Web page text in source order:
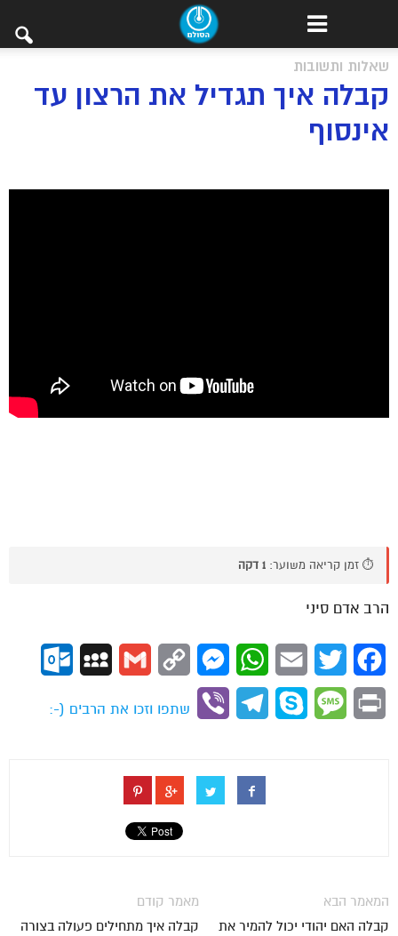
שאלות ותשובות
קבלה איך תגדיל את הרצון עד
אינסוף
⏱️ זמן קריאה משוער: 1 דקה
הרב אדם סיני
Facebook
Twitter
Email
WhatsApp
Messenger
Copy
Gmail
MySpace
Print
Message
Skype
Telegram
Viber
שתפו וזכו את הרבים (-:
מאמר קודם
קבלה איך מתחילים פעולה בצורה
המאמר הבא
קבלה האם יהודי יכול להמיר את